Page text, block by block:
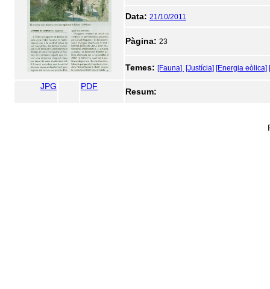
Data: 21/10/2011
Pàgina: 23
Temes: [Fauna] [Justícia] [Energia eòlica]
JPG PDF
Resum: